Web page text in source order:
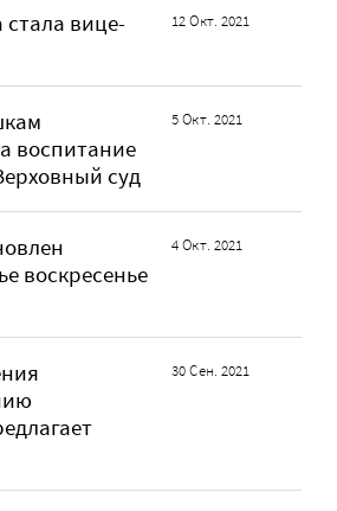
вице-
12 Окт. 2021
воспитание
суд
5 Окт. 2021
воскресенье
4 Окт. 2021
30 Сен. 2021